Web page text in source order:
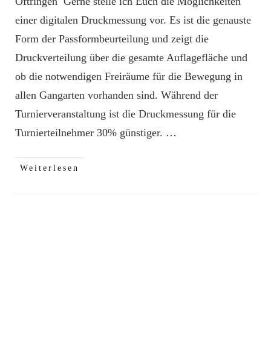
einer digitalen Druckmessung vor. Es ist die genauste
Form der Passformbeurteilung und zeigt die
Druckverteilung über die gesamte Auflagefläche und
ob die notwendigen Freiräume für die Bewegung in
allen Gangarten vorhanden sind. Während der
Turnierveranstaltung ist die Druckmessung für die
Turnierteilnehmer 30% günstiger. …
Weiterlesen